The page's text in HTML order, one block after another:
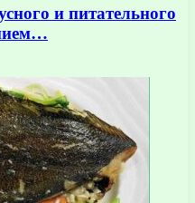
и питательного